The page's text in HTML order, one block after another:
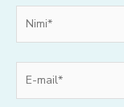
mail*